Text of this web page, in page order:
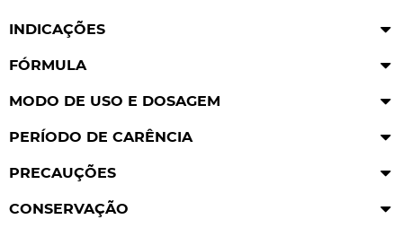
INDICAÇÕES
FÓRMULA
MODO DE USO E DOSAGEM
PERÍODO DE CARÊNCIA
PRECAUÇÕES
CONSERVAÇÃO